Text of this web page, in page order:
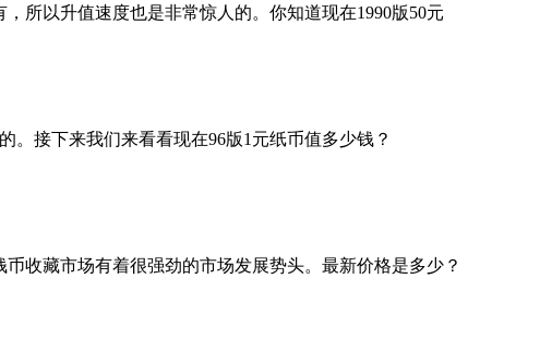
所以升值速度也是非常惊人的。你知道现在1990版50元
接下来我们来看看现在96版1元纸币值多少钱？
收藏市场有着很强劲的市场发展势头。最新价格是多少？